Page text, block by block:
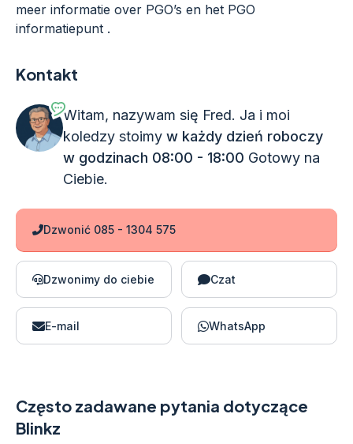
meer informatie over PGO’s en het PGO
informatiepunt .
Kontakt
Witam, nazywam się Fred. Ja i moi
koledzy stoimy w każdy dzień roboczy
w godzinach 08:00 - 18:00 Gotowy na
Ciebie.
Dzwonić 085 - 1304 575
Dzwonimy do ciebie Czat
E-mail WhatsApp
Często zadawane pytania dotyczące
Blinkz